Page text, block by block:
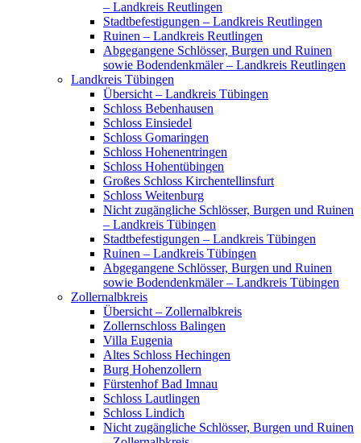
– Landkreis Reutlingen
Stadtbefestigungen – Landkreis Reutlingen
Ruinen – Landkreis Reutlingen
Abgegangene Schlösser, Burgen und Ruinen
sowie Bodendenkmäler – Landkreis Reutlingen
Landkreis Tübingen
Übersicht – Landkreis Tübingen
Schloss Bebenhausen
Schloss Einsiedel
Schloss Gomaringen
Schloss Hohenentringen
Schloss Hohentübingen
Großes Schloss Kirchentellinsfurt
Schloss Weitenburg
Nicht zugängliche Schlösser, Burgen und Ruinen
– Landkreis Tübingen
Stadtbefestigungen – Landkreis Tübingen
Ruinen – Landkreis Tübingen
Abgegangene Schlösser, Burgen und Ruinen
sowie Bodendenkmäler – Landkreis Tübingen
Zollernalbkreis
Übersicht – Zollernalbkreis
Zollernschloss Balingen
Villa Eugenia
Altes Schloss Hechingen
Burg Hohenzollern
Fürstenhof Bad Imnau
Schloss Lautlingen
Schloss Lindich
Nicht zugängliche Schlösser, Burgen und Ruinen